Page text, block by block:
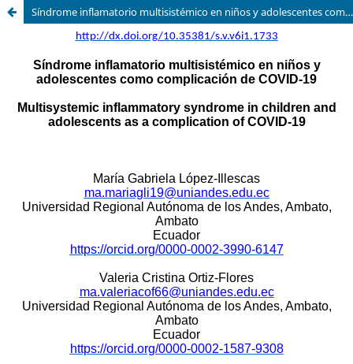
Síndrome inflamatorio multisistémico en niños y adolescentes como complicación de COVID-19